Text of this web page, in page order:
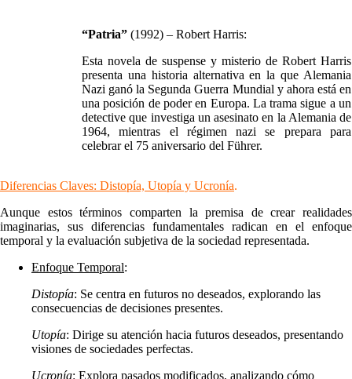
“Patria” (1992) – Robert Harris:
Esta novela de suspense y misterio de Robert Harris
presenta una historia alternativa en la que Alemania
Nazi ganó la Segunda Guerra Mundial y ahora está en
una posición de poder en Europa. La trama sigue a un
detective que investiga un asesinato en la Alemania de
1964, mientras el régimen nazi se prepara para
celebrar el 75 aniversario del Führer.
Diferencias Claves: Distopía, Utopía y Ucronía.
Aunque estos términos comparten la premisa de crear realidades
imaginarias, sus diferencias fundamentales radican en el enfoque
temporal y la evaluación subjetiva de la sociedad representada.
Enfoque Temporal:
Distopía: Se centra en futuros no deseados, explorando las
consecuencias de decisiones presentes.
Utopía: Dirige su atención hacia futuros deseados, presentando
visiones de sociedades perfectas.
Ucronía: Explora pasados modificados, analizando cómo